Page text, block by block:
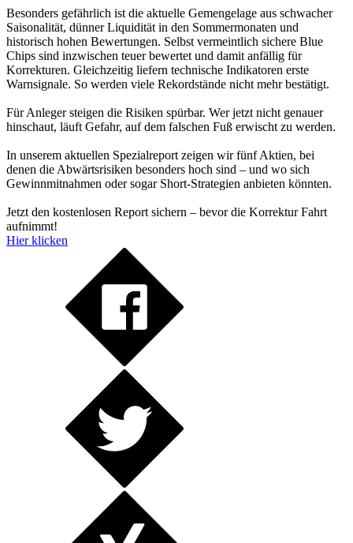
Besonders gefährlich ist die aktuelle Gemengelage aus schwacher
Saisonalität, dünner Liquidität in den Sommermonaten und
historisch hohen Bewertungen. Selbst vermeintlich sichere Blue
Chips sind inzwischen teuer bewertet und damit anfällig für
Korrekturen. Gleichzeitig liefern technische Indikatoren erste
Warnsignale. So werden viele Rekordstände nicht mehr bestätigt.
Für Anleger steigen die Risiken spürbar. Wer jetzt nicht genauer
hinschaut, läuft Gefahr, auf dem falschen Fuß erwischt zu werden.
In unserem aktuellen Spezialreport zeigen wir fünf Aktien, bei
denen die Abwärtsrisiken besonders hoch sind – und wo sich
Gewinnmitnahmen oder sogar Short-Strategien anbieten könnten.
Jetzt den kostenlosen Report sichern – bevor die Korrektur Fahrt
aufnimmt!
Hier klicken